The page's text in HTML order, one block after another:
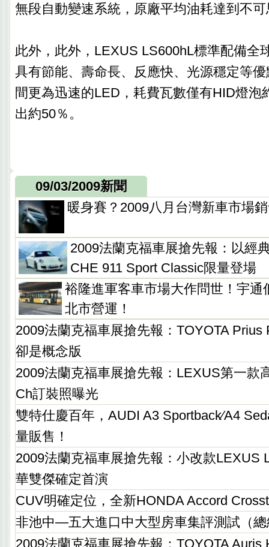
無段自動變速系統，原廠平均油耗達到不
此外，此外，LEXUS LS600hL標準配備全
具有節能、壽命長、反應快、光源穩定等
間更為迅速的LED，耗費瓦數僅有HID燈泡
出約50％。
09/03/2009新聞
暖身賽？2009八月台灣新車市場
2009法蘭克福車展搶先報：以經
CHE 911 Sport Classic限量登場
裕隆進軍客車市場大作問世！宇通
北市營運！
2009法蘭克福車展搶先報：TOYOTA Prius
卻是概念版
2009法蘭克福車展搶先報：LEXUS第一款
Ch訂裝照曝光
雙特仕慶百年，AUDI A3 Sportback∕A4
量販售！
2009法蘭克福車展搶先報：小改款LEXUS
華雙傑確定首演
CUV明確定位，全新HONDA Accord
非池中—五大進口中大型房車集評測試（總
2009法蘭克福車展搶先報：TOYOTA Auris